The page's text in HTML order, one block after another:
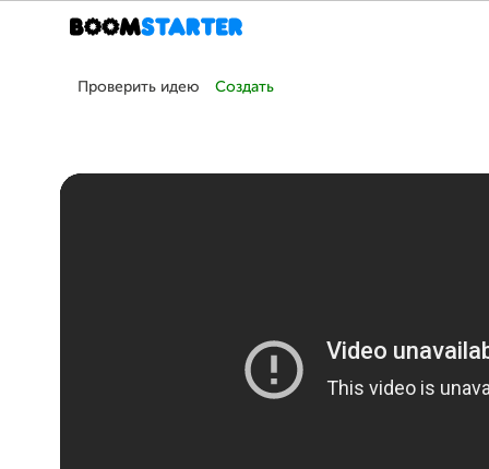
Проверить идею Создать